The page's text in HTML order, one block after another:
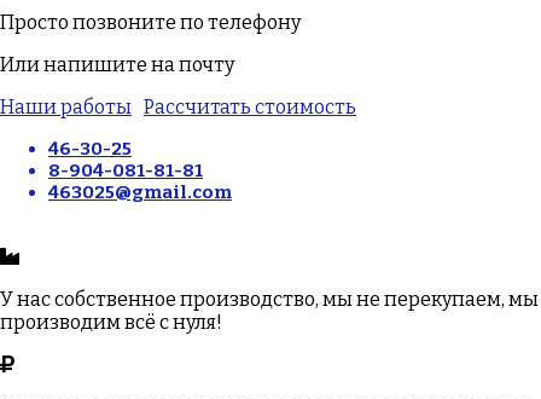
Просто позвоните по телефону
Или напишите на почту
Наши работы Рассчитать стоимость
46-30-25
8-904-081-81-81
463025@gmail.com
У нас собственное производство, мы не перекупаем, мы
производим всё с нуля!